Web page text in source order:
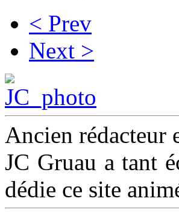
< Prev
Next >
Ancien rédacteur
JC Gruau a tant
dédie ce site